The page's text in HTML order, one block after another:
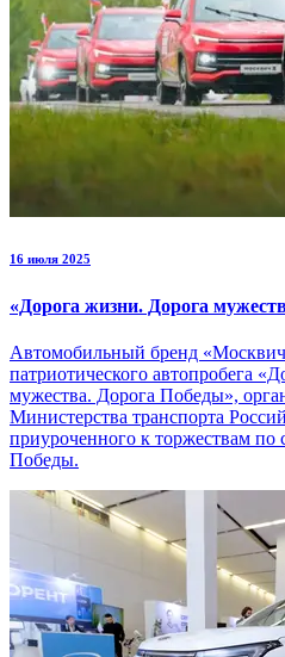
16 июля 2025
«Дорога жизни. Дорога
Автомобильный бренд
патриотического автопробега
мужества. Дорога Победы»,
Министерства транспорта
приуроченного к торжествам по
Победы.